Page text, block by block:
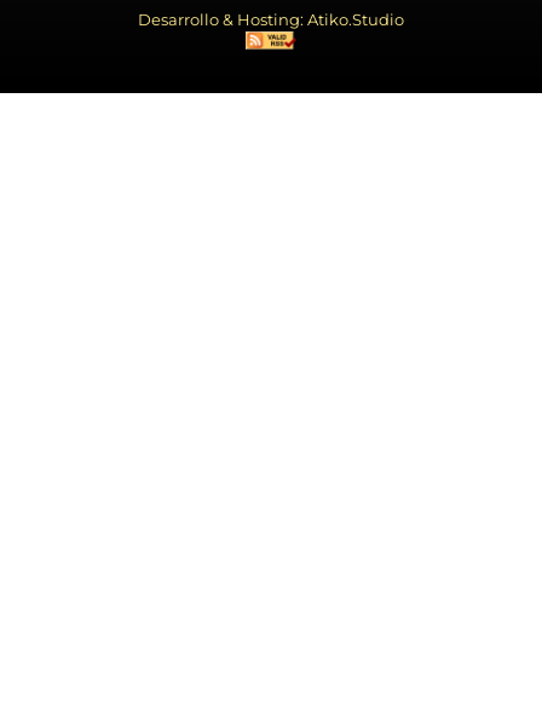
Desarrollo & Hosting: Atiko.Studio